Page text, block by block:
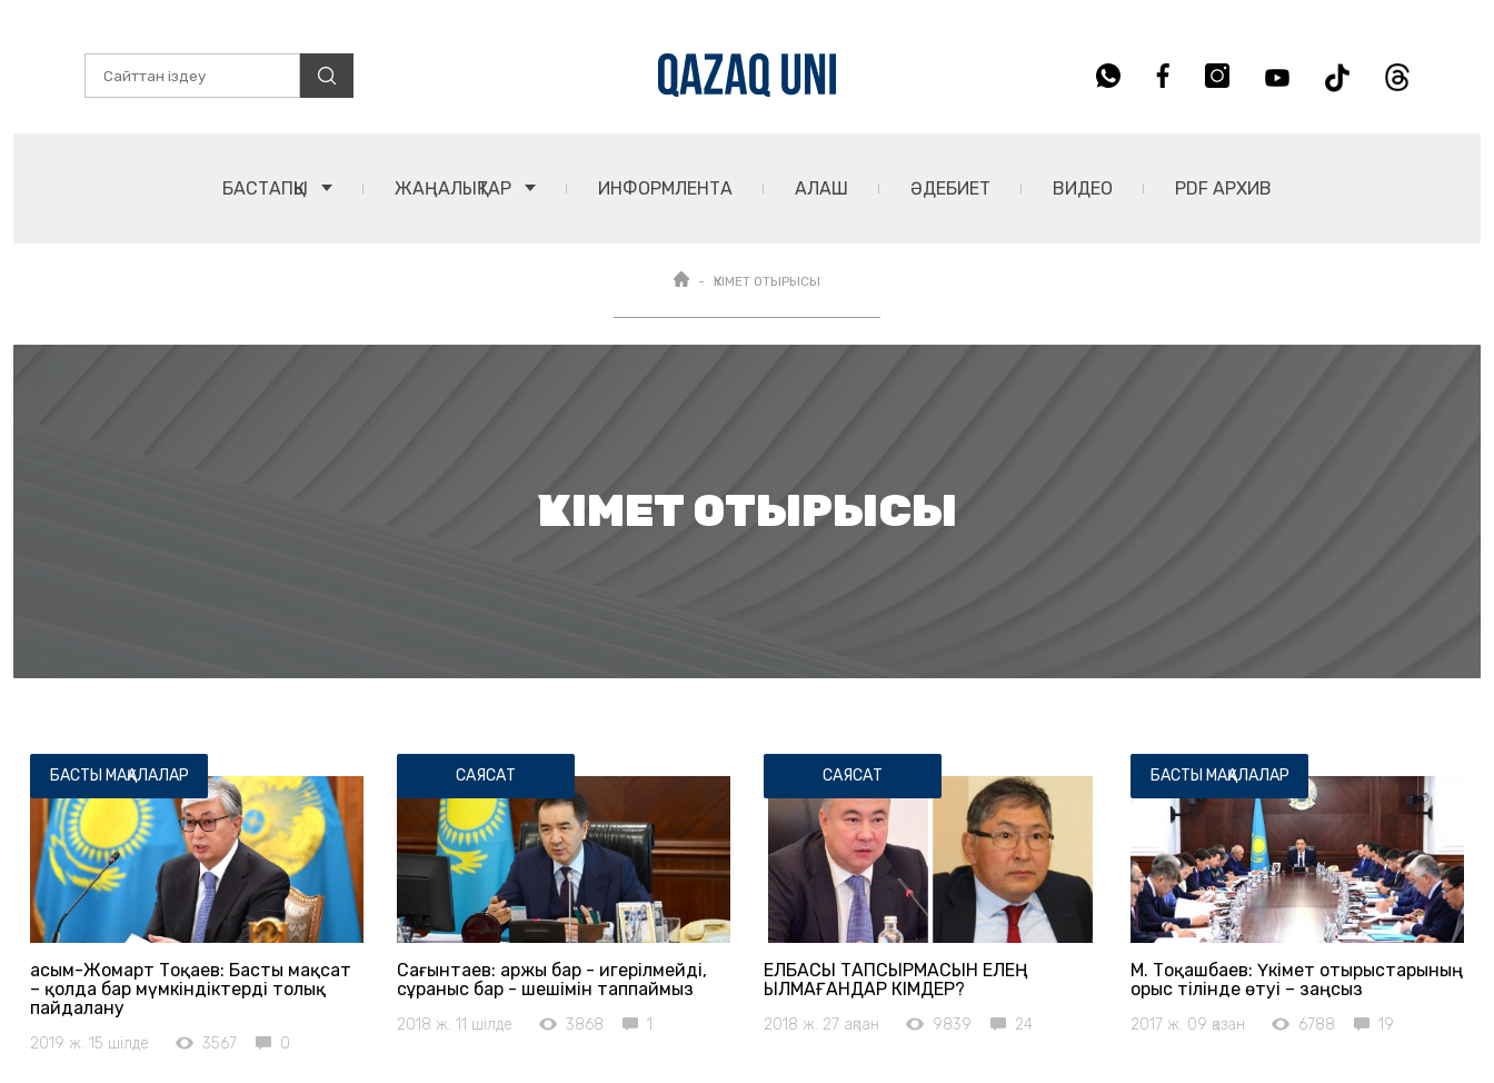
БАСТАПҚЫ ЖАҢАЛЫҚТАР ИНФОРМЛЕНТА АЛАШ ӘДЕБИЕТ ВИДЕО PDF АРХИВ
ҮКІМЕТ ОТЫРЫСЫ
ҮКІМЕТ ОТЫРЫСЫ
БАСТЫ МАҚАЛАЛАР
Қасым-Жомарт Тоқаев: Басты мақсат
– қолда бар мүмкіндіктерді толық
пайдалану
2019 ж. 15 шілде 3567 0
САЯСАТ
Сағынтаев: Қаржы бар - игерілмейді,
сұраныс бар - шешімін таппаймыз
2018 ж. 11 шілде 3868 1
САЯСАТ
ЕЛБАСЫ ТАПСЫРМАСЫН ЕЛЕҢ
ҚЫЛМАҒАНДАР КІМДЕР?
2018 ж. 27 ақпан 9839 24
БАСТЫ МАҚАЛАЛАР
М. Тоқашбаев: Үкімет отырыстарының
орыс тілінде өтуі – заңсыз
2017 ж. 09 қазан 6788 19